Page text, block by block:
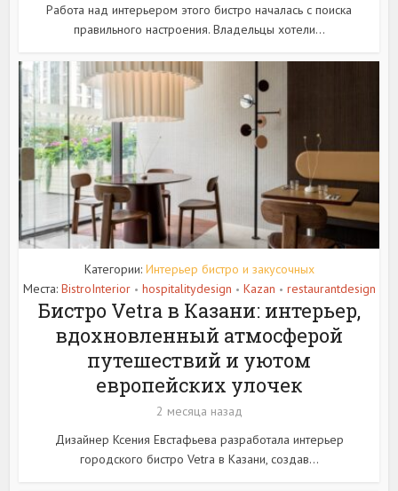
Работа над интерьером этого бистро началась с поиска
правильного настроения. Владельцы хотели...
Категории: Интерьер бистро и закусочных
Места: BistroInterior • hospitalitydesign • Kazan • restaurantdesign
Бистро Vetra в Казани: интерьер,
вдохновленный атмосферой
путешествий и уютом
европейских улочек
2 месяца назад
Дизайнер Ксения Евстафьева разработала интерьер
городского бистро Vetra в Казани, создав...